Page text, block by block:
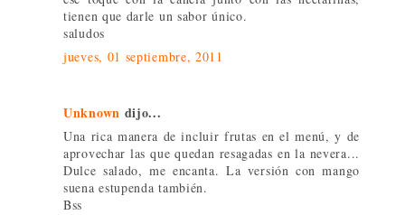
tienen que darle un sabor único.
saludos
jueves, 01 septiembre, 2011
Unknown dijo...
Una rica manera de incluir frutas en el menú, y de
aprovechar las que quedan resagadas en la nevera...
Dulce salado, me encanta. La versión con mango
suena estupenda también.
Bss